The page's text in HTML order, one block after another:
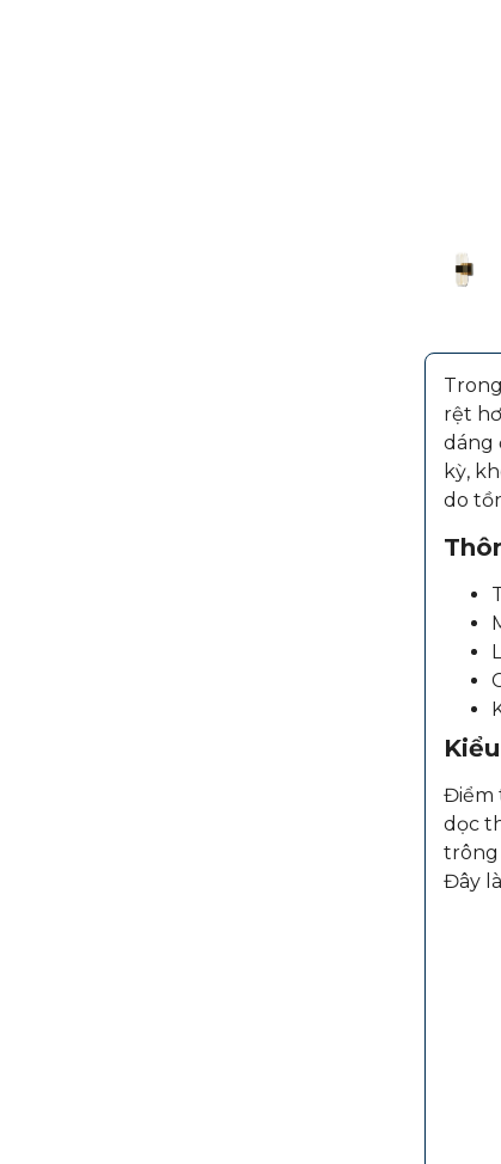
rệt
dáng
kỳ,
do
Điểm
dọc
trông
Đây